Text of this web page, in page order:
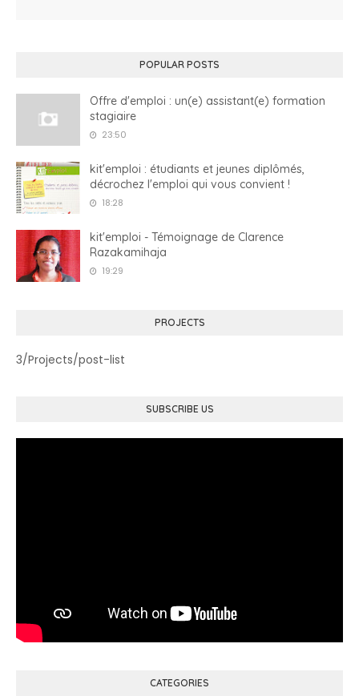
POPULAR POSTS
Offre d'emploi : un(e) assistant(e) formation
stagiaire
23:50
kit'emploi : étudiants et jeunes diplômés,
décrochez l'emploi qui vous convient !
18:28
kit'emploi - Témoignage de Clarence
Razakamihaja
19:29
PROJECTS
3/Projects/post-list
SUBSCRIBE US
CATEGORIES